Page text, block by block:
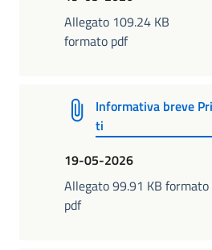
Allegato 109.24 KB
formato pdf
Informativa breve
ti
19-05-2026
Allegato 99.91 KB formato
pdf